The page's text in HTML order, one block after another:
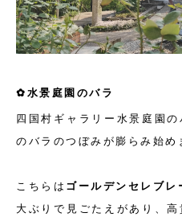
✿水景庭園のバラ
四国村ギャラリー水景庭園
のバラのつぼみが膨らみ始め
こちらは ゴールデンセレブレ
大ぶりで見ごたえがあり、